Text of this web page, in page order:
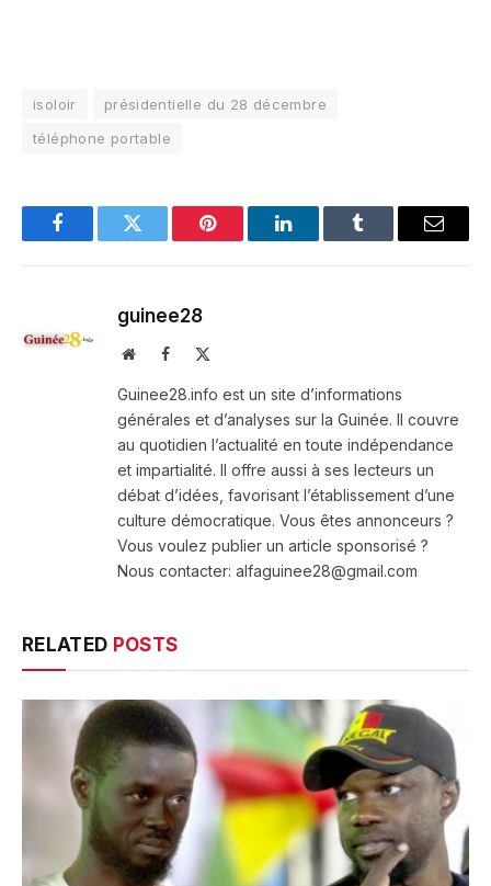
isoloir
présidentielle du 28 décembre
téléphone portable
FacebookTwitter Pinterest LinkedInTumblr Email
guinee28
WebsiteFacebook
Guinee28.info est un site d’informations
générales et d’analyses sur la Guinée. Il couvre
au quotidien l’actualité en toute indépendance
et impartialité. Il offre aussi à ses lecteurs un
débat d’idées, favorisant l’établissement d’une
culture démocratique. Vous êtes annonceurs ?
Vous voulez publier un article sponsorisé ?
Nous contacter: alfaguinee28@gmail.com
RELATED POSTS